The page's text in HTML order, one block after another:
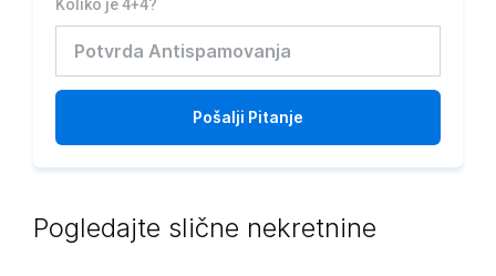
Koliko je 4+4?
Pošalji Pitanje
Pogledajte slične nekretnine